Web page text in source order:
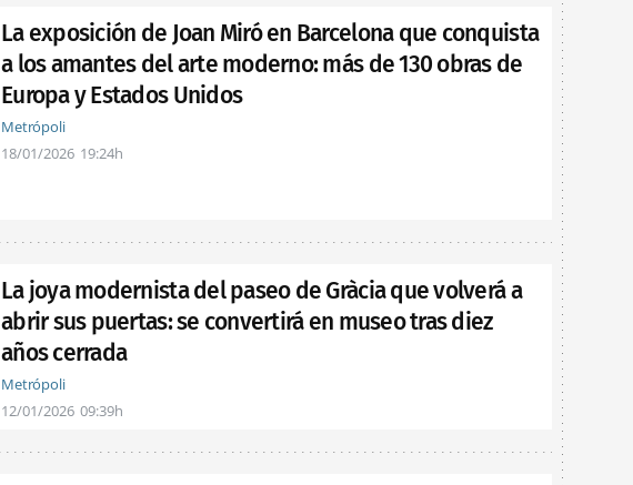
La exposición de Joan Miró en Barcelona que conquista
a los amantes del arte moderno: más de 130 obras de
Europa y Estados Unidos
Metrópoli
18/01/2026 19:24h
La joya modernista del paseo de Gràcia que volverá a
abrir sus puertas: se convertirá en museo tras diez
años cerrada
Metrópoli
12/01/2026 09:39h